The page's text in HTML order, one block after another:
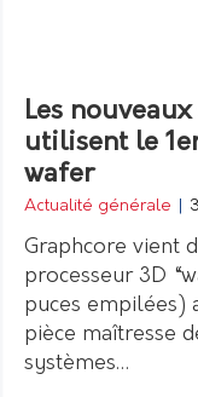
Les
utilisent le
wafer
Actualité générale
Graphcore vient
processeur 3D
puces empilées)
pièce maîtresse
systèmes…